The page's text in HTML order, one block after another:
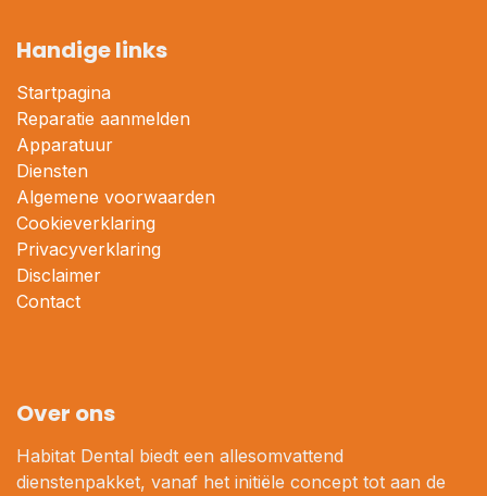
Handige links
Startpagina
Reparatie aanmelden
Apparatuur
Diensten
Algemene voorwaarden
Cookieverklaring
Privacyverklaring
Disclaimer
Contact
Over ons
Habitat Dental biedt een allesomvattend
dienstenpakket, vanaf het initiële concept tot aan de